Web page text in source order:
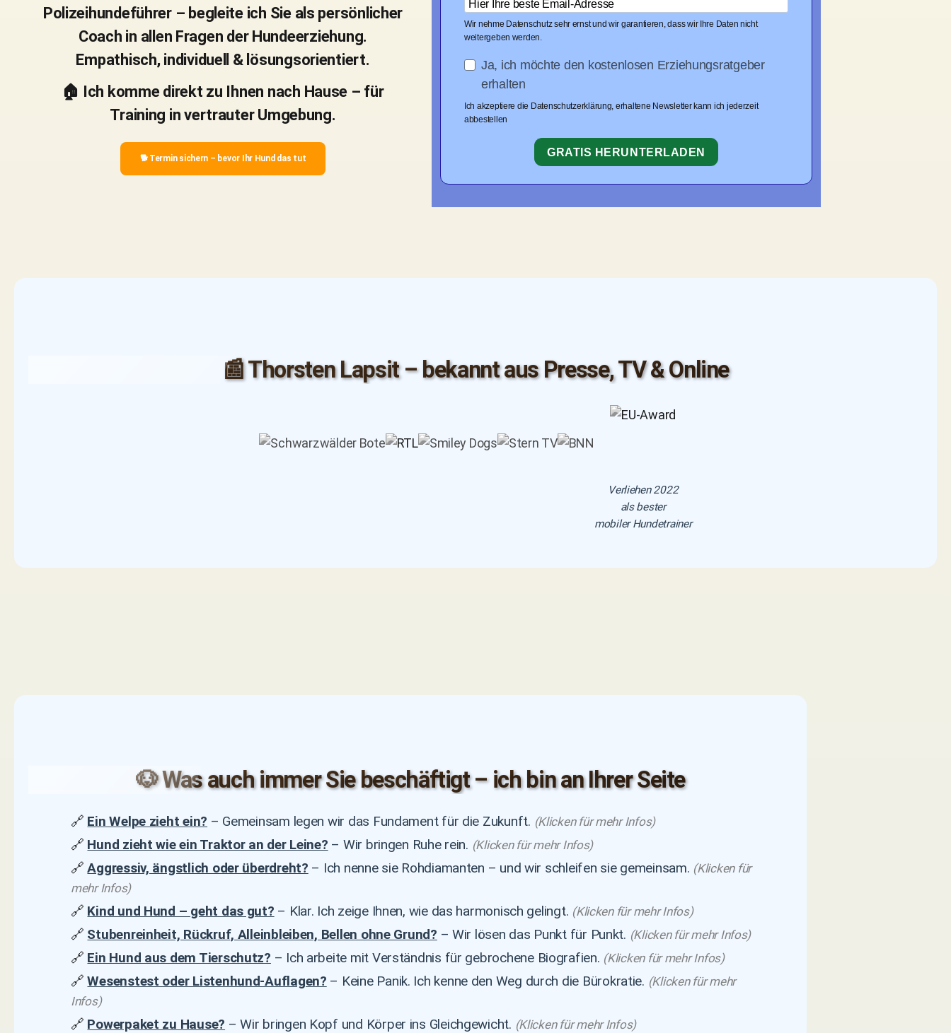
Polizeihundeführer – begleite ich Sie als persönlicher
Coach in allen Fragen der Hundeerziehung.
Empathisch, individuell & lösungsorientiert.
🏠 Ich komme direkt zu Ihnen nach Hause – für
Training in vertrauter Umgebung.
🐕 Termin sichern – bevor Ihr Hund das tut
Wir nehme Datenschutz sehr ernst und wir garantieren, dass wir Ihre Daten nicht
weitergeben werden.
Ja, ich möchte den kostenlosen Erziehungsratgeber
erhalten
Ich akzeptiere die Datenschutzerklärung, erhaltene Newsletter kann ich jederzeit
abbestellen
GRATIS HERUNTERLADEN
📰 Thorsten Lapsit – bekannt aus Presse, TV & Online
Verliehen 2022
als bester
mobiler Hundetrainer
🐶 Was auch immer Sie beschäftigt – ich bin an Ihrer Seite
🔗 Ein Welpe zieht ein? – Gemeinsam legen wir das Fundament für die Zukunft. (Klicken für mehr Infos)
🔗 Hund zieht wie ein Traktor an der Leine? – Wir bringen Ruhe rein. (Klicken für mehr Infos)
🔗Aggressiv, ängstlich oder überdreht? – Ich nenne sie Rohdiamanten – und wir schleifen sie gemeinsam. (Klicken für
mehr Infos)
🔗 Kind und Hund – geht das gut? – Klar. Ich zeige Ihnen, wie das harmonisch gelingt. (Klicken für mehr Infos)
🔗 Stubenreinheit, Rückruf, Alleinbleiben, Bellen ohne Grund? – Wir lösen das Punkt für Punkt. (Klicken für mehr Infos)
🔗 Ein Hund aus dem Tierschutz? – Ich arbeite mit Verständnis für gebrochene Biografien. (Klicken für mehr Infos)
🔗Wesenstest oder Listenhund-Auflagen? – Keine Panik. Ich kenne den Weg durch die Bürokratie. (Klicken für mehr
Infos)
🔗 Powerpaket zu Hause? – Wir bringen Kopf und Körper ins Gleichgewicht. (Klicken für mehr Infos)